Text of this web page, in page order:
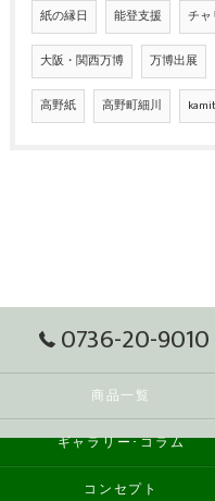
紙の縁日 能登支援 チ
大阪・関西万博 万博出展
高野紙 高野町細川
0736-20-9010
商品一覧
ギャラリー･コラム
コンセプト